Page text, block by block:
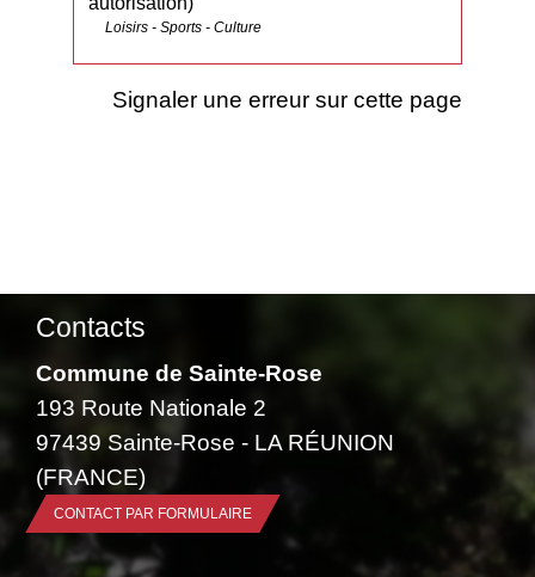
Loisirs - Sports - Culture
Signaler une erreur sur cette page
Contacts
Commune de Sainte-Rose
193 Route Nationale 2
97439 Sainte-Rose - LA RÉUNION
(FRANCE)
CONTACT PAR FORMULAIRE